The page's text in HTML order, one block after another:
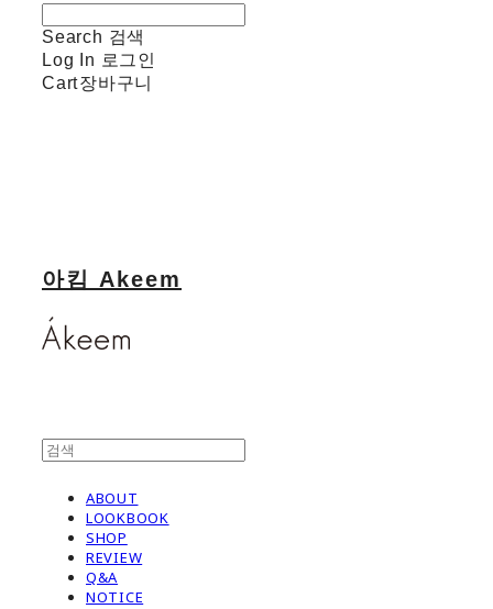
Search 검색
Log In 로그인
Cart장바구니
아킴 Akeem
ABOUT
LOOKBOOK
SHOP
REVIEW
Q&A
NOTICE